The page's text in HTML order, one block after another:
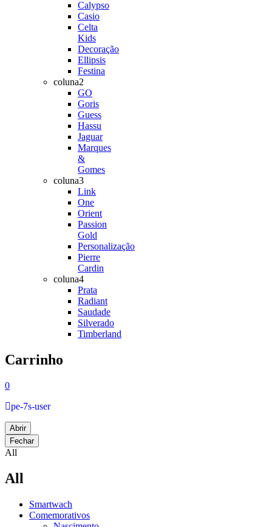
Calypso
Casio
Celta
Kids
Decoração
Ellipsis
Festina
coluna2
GO
Goris
Guess
Hassu
Jaguar
Marques
&
Gomes
coluna3
Link
One
Orient
Passion
Gold
Personalização
Pierre
Cardin
coluna4
Prata
Radiant
Saudade
Silverado
Timberland
Carrinho
0
pe-7s-user
Abrir
Fechar
All
All
Smartwach
Comemorativos